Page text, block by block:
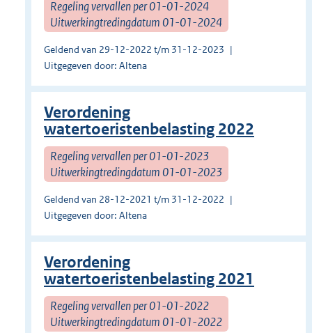
Regeling vervallen per 01-01-2024
Uitwerkingtredingdatum 01-01-2024
Geldend van 29-12-2022 t/m 31-12-2023
Uitgegeven door: Altena
Verordening
watertoeristenbelasting 2022
Regeling vervallen per 01-01-2023
Uitwerkingtredingdatum 01-01-2023
Geldend van 28-12-2021 t/m 31-12-2022
Uitgegeven door: Altena
Verordening
watertoeristenbelasting 2021
Regeling vervallen per 01-01-2022
Uitwerkingtredingdatum 01-01-2022